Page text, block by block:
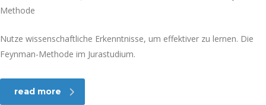
Nutze wissenschaftliche Erkenntnisse, um effektiver zu lernen. Die
Feynman-Methode im Jurastudium.
read more